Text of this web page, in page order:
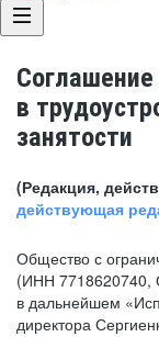
в
занятости
(Редакция,
действующая
Общество с
(ИНН 7718620740,
в дальнейшем
директора